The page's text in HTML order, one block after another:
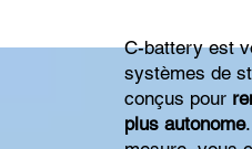
C-battery est
systèmes de
conçus pour
plus autonome